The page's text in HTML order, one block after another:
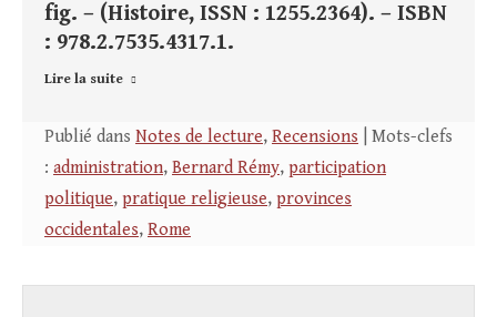
fig. – (Histoire, ISSN : 1255.2364). – ISBN
: 978.2.7535.4317.1.
Lire la suite
Publié dans Notes de lecture, Recensions | Mots-clefs
: administration, Bernard Rémy, participation
politique, pratique religieuse, provinces
occidentales, Rome